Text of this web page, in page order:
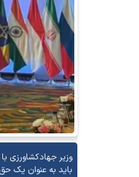
وزیر جهادکشاورزی
باید به عنوان یک